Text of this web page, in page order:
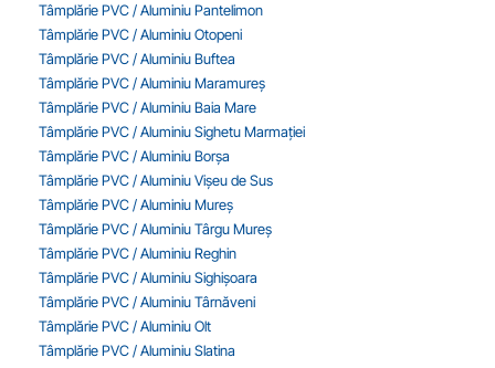
Tâmplărie PVC / Aluminiu Pantelimon
Tâmplărie PVC / Aluminiu Otopeni
Tâmplărie PVC / Aluminiu Buftea
Tâmplărie PVC / Aluminiu Maramureș
Tâmplărie PVC / Aluminiu Baia Mare
Tâmplărie PVC / Aluminiu Sighetu Marmației
Tâmplărie PVC / Aluminiu Borșa
Tâmplărie PVC / Aluminiu Vișeu de Sus
Tâmplărie PVC / Aluminiu Mureș
Tâmplărie PVC / Aluminiu Târgu Mureș
Tâmplărie PVC / Aluminiu Reghin
Tâmplărie PVC / Aluminiu Sighișoara
Tâmplărie PVC / Aluminiu Târnăveni
Tâmplărie PVC / Aluminiu Olt
Tâmplărie PVC / Aluminiu Slatina